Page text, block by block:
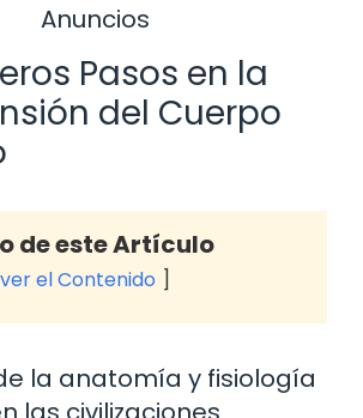
Anuncios
Pasos en la
del Cuerpo
de este Artículo
el Contenido
la anatomía y fisiología